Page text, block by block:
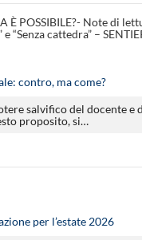
È POSSIBILE?- Note di
“Senza cattedra” –
contro, ma come?
salvifico del docente e
proposito, si…
per l’estate 2026